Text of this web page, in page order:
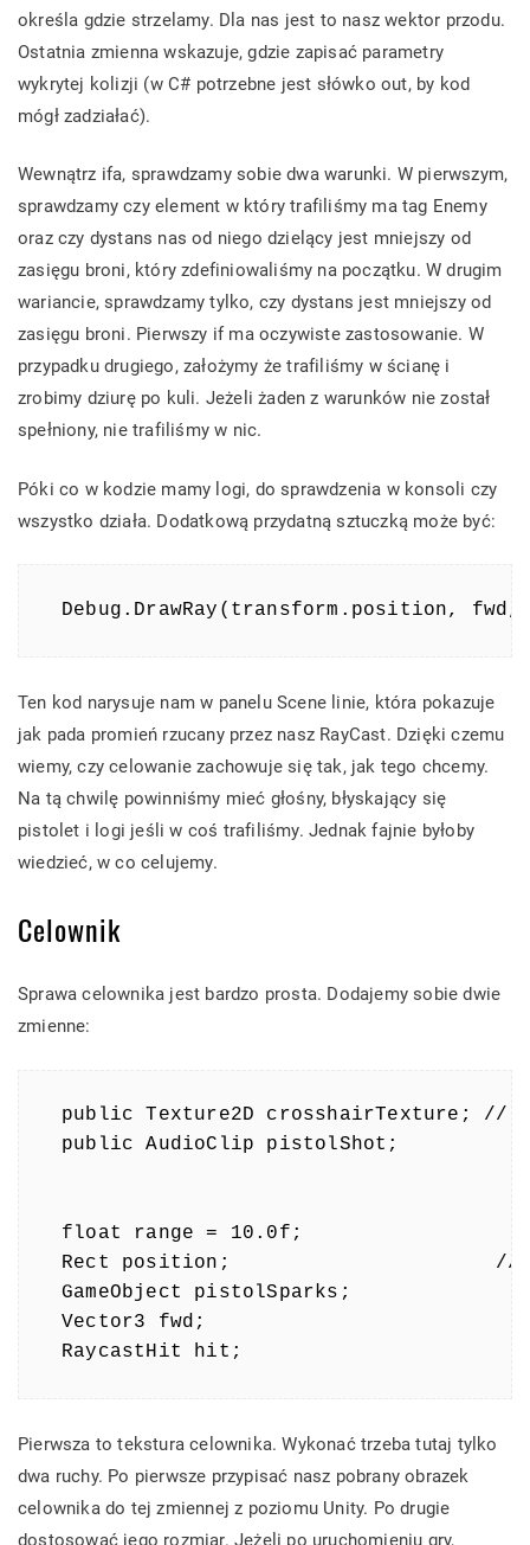
określa gdzie strzelamy. Dla nas jest to nasz wektor przodu.
Ostatnia zmienna wskazuje, gdzie zapisać parametry
wykrytej kolizji (w C# potrzebne jest słówko out, by kod
mógł zadziałać).
Wewnątrz ifa, sprawdzamy sobie dwa warunki. W pierwszym,
sprawdzamy czy element w który trafiliśmy ma tag Enemy
oraz czy dystans nas od niego dzielący jest mniejszy od
zasięgu broni, który zdefiniowaliśmy na początku. W drugim
wariancie, sprawdzamy tylko, czy dystans jest mniejszy od
zasięgu broni. Pierwszy if ma oczywiste zastosowanie. W
przypadku drugiego, założymy że trafiliśmy w ścianę i
zrobimy dziurę po kuli. Jeżeli żaden z warunków nie został
spełniony, nie trafiliśmy w nic.
Póki co w kodzie mamy logi, do sprawdzenia w konsoli czy
wszystko działa. Dodatkową przydatną sztuczką może być:
Debug.DrawRay(transform.position,
Ten kod narysuje nam w panelu Scene linie, która pokazuje
jak pada promień rzucany przez nasz RayCast. Dzięki czemu
wiemy, czy celowanie zachowuje się tak, jak tego chcemy.
Na tą chwilę powinniśmy mieć głośny, błyskający się
pistolet i logi jeśli w coś trafiliśmy. Jednak fajnie byłoby
wiedzieć, w co celujemy.
Celownik
Sprawa celownika jest bardzo prosta. Dodajemy sobie dwie
zmienne:
public Texture2D crosshairTexture; //
public AudioClip pistolShot;
float range = 10.0f;
Rect position;                      // Ta
GameObject pistolSparks;
Vector3 fwd;
RaycastHit hit;
Pierwsza to tekstura celownika. Wykonać trzeba tutaj tylko
dwa ruchy. Po pierwsze przypisać nasz pobrany obrazek
celownika do tej zmiennej z poziomu Unity. Po drugie